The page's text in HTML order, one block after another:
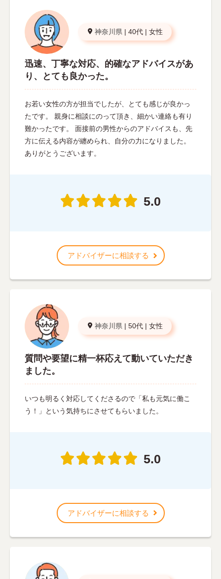
神奈川県 | 40代 | 女性
迅速、丁寧な対応、的確なアドバイスがあ
り、とても良かった。
お若い女性の方が担当でしたが、とても感じが良かっ
たです。 親身に相談にのって頂き、細かい連絡も有り
難かったです。 面接前の男性からのアドバイスも、先
方に伝える内容が纏められ、自分の力になりました。
ありがとうございます。
5.0
アドバイザーに相談する
神奈川県 | 50代 | 女性
質問や要望に精一杯応えて動いていただき
ました。
いつも明るく対応してくださるので「私も元気に働こ
う！」という気持ちにさせてもらいました。
5.0
アドバイザーに相談する